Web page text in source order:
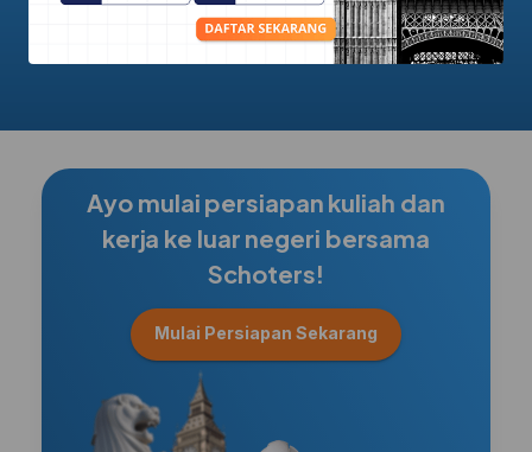
Ayo mulai persiapan kuliah dan
kerja ke luar negeri bersama
Schoters!
Mulai Persiapan Sekarang